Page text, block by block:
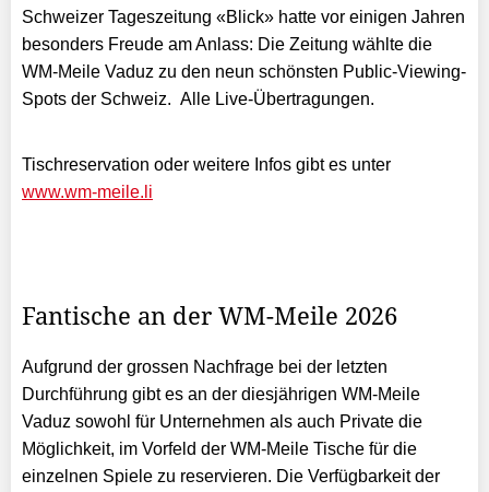
Schweizer Tageszeitung «Blick» hatte vor einigen Jahren
besonders Freude am Anlass: Die Zeitung wählte die
WM-Meile Vaduz zu den neun schönsten Public-Viewing-
Spots der Schweiz. Alle Live-Übertragungen.
Tischreservation oder weitere Infos gibt es unter
www.wm-meile.li
Fantische an der WM-Meile 2026
Aufgrund der grossen Nachfrage bei der letzten
Durchführung gibt es an der diesjährigen WM-Meile
Vaduz sowohl für Unternehmen als auch Private die
Möglichkeit, im Vorfeld der WM-Meile Tische für die
einzelnen Spiele zu reservieren. Die Verfügbarkeit der